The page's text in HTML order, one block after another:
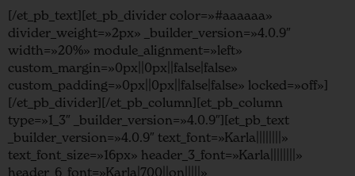
[/et_pb_text][et_pb_divider color=»#aaaaaa»
divider_weight=»2px» _builder_version=»4.0.9″
width=»20%» module_alignment=»left»
custom_margin=»0px||0px||false|false»
custom_padding=»0px||0px||false|false» locked=»off»]
[/et_pb_divider][/et_pb_column][et_pb_column
type=»1_3″ _builder_version=»4.0.9″][et_pb_text
_builder_version=»4.0.9″ text_font=»Karla||||||||»
text_font_size=»16px» header_3_font=»Karla||||||||»
header_6_font=»Karla|700||on|||||»